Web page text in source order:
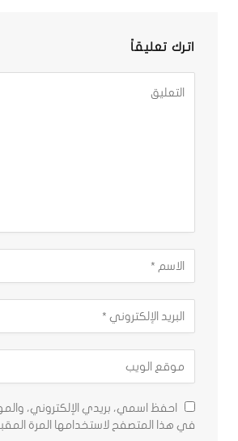
اترك تعليقاً
احفظ اسمي، بريدي الإلكتروني،
في هذا المتصفح لاستخدامها المرة